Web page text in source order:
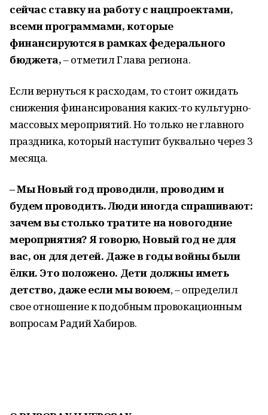
сейчас ставку на работу с нацпроектами,
всеми программами, которые
финансируются в рамках федерального
бюджета,– отметил Глава региона.
Если вернуться к расходам, то стоит ожидать
снижения финансирования каких-то культурно-
массовых мероприятий. Но только не главного
праздника, который наступит буквально через 3
месяца.
– Мы Новый год проводили, проводим и
будем проводить. Люди иногда спрашивают:
зачем вы столько тратите на новогодние
мероприятия? Я говорю, Новый год не для
вас, он для детей. Даже в годы войны были
ёлки. Это положено. Дети должны иметь
детство, даже если мы воюем, – определил
свое отношение к подобным провокационным
вопросам Радий Хабиров.